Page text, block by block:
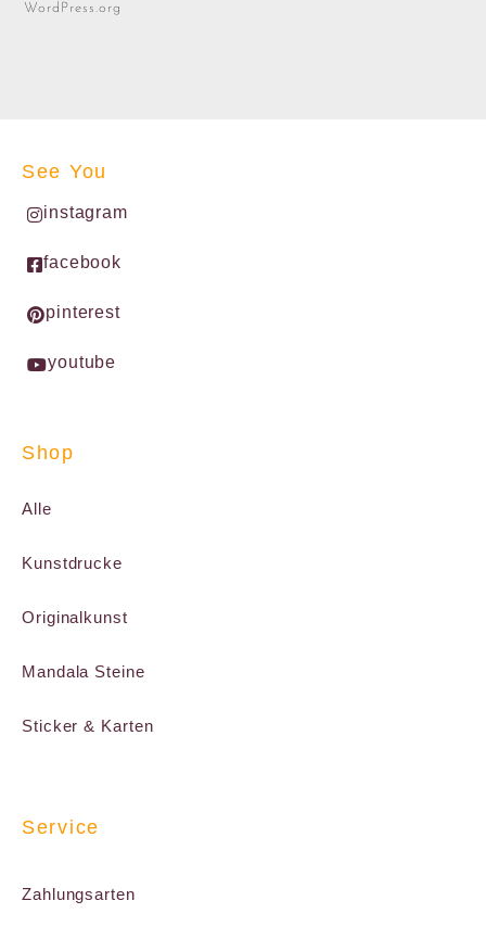
WordPress.org
See You
instagram
facebook
pinterest
youtube
Shop
Alle
Kunstdrucke
Originalkunst
Mandala Steine
Sticker & Karten
Service
Zahlungsarten